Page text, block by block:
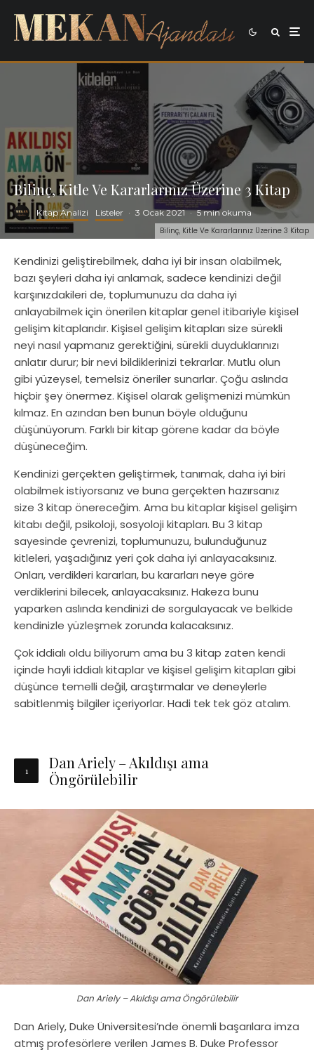
Bilinç, Kitle Ve Kararlarınız Üzerine 3 Kitap
Bilinç, Kitle Ve Kararlarınız Üzerine 3 Kitap
Kitap Analizi Listeler · 3 Ocak 2021 · 5 min okuma
Kendinizi geliştirebilmek, daha iyi bir insan olabilmek,
bazı şeyleri daha iyi anlamak, sadece kendinizi değil
karşınızdakileri de, toplumunuzu da daha iyi
anlayabilmek için önerilen kitaplar genel itibariyle kişisel
gelişim kitaplarıdır. Kişisel gelişim kitapları size sürekli
neyi nasıl yapmanız gerektiğini, sürekli duyduklarınızı
anlatır durur; bir nevi bildiklerinizi tekrarlar. Mutlu olun
gibi yüzeysel, temelsiz öneriler sunarlar. Çoğu aslında
hiçbir şey önermez. Kişisel olarak gelişmenizi mümkün
kılmaz. En azından ben bunun böyle olduğunu
düşünüyorum. Farklı bir kitap görene kadar da böyle
düşüneceğim.
Kendinizi gerçekten geliştirmek, tanımak, daha iyi biri
olabilmek istiyorsanız ve buna gerçekten hazırsanız
size 3 kitap önereceğim. Ama bu kitaplar kişisel gelişim
kitabı değil, psikoloji, sosyoloji kitapları. Bu 3 kitap
sayesinde çevrenizi, toplumunuzu, bulunduğunuz
kitleleri, yaşadığınız yeri çok daha iyi anlayacaksınız.
Onları, verdikleri kararları, bu kararları neye göre
verdiklerini bilecek, anlayacaksınız. Hakeza bunu
yaparken aslında kendinizi de sorgulayacak ve belkide
kendinizle yüzleşmek zorunda kalacaksınız.
Çok iddialı oldu biliyorum ama bu 3 kitap zaten kendi
içinde hayli iddialı kitaplar ve kişisel gelişim kitapları gibi
düşünce temelli değil, araştırmalar ve deneylerle
sabitlenmiş bilgiler içeriyorlar. Hadi tek tek göz atalım.
Dan Ariely – Akıldışı ama
Öngörülebilir
Dan Ariely – Akıldışı ama Öngörülebilir
Dan Ariely, Duke Üniversitesi’nde önemli başarılara imza
atmış profesörlere verilen James B. Duke Professor